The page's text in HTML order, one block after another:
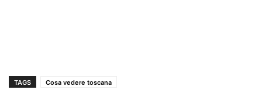
TAGS Cosa vedere toscana